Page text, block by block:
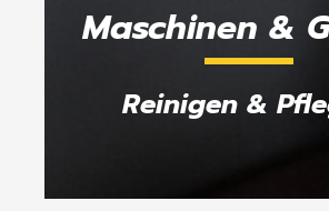
Maschinen &
Reinigen &